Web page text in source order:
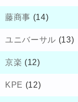
藤商事 (14)
ユニバーサル (13)
京楽 (12)
KPE (12)